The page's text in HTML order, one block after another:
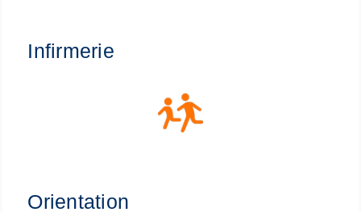
Infirmerie
Orientation